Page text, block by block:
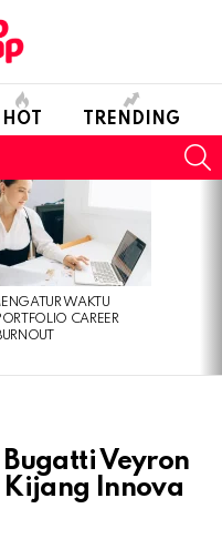
HOT TRENDING
WAKTU
CAREER
Veyron
Kijang Innova